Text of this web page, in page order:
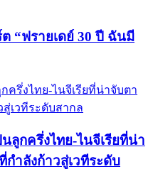
“ฟรายเดย์ 30 ปี ฉันมี
ลูกครึ่งไทย-ไนจีเรียที่น่า
ำลังก้าวสู่เวทีระดับ